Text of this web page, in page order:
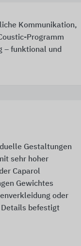
Kommunikation,
Programm
– funktional und
Gestaltungen
sehr hoher
Caparol
Gewichtes
oder
Details befestigt